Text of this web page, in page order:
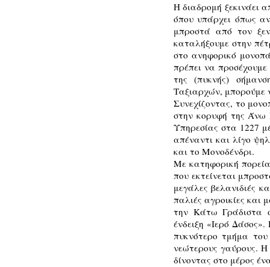
Η διαδρομή ξεκινάει
όπου υπάρχει όπως
μπροστά από τον
καταλήξουμε στην
στο ανηφορικό
πρέπει να
της (πυκνής)
Ταξιαρχών, μπορούμε
Συνεχίζοντας, το
στην κορυφή της Άνω
Υπηρεσίας στα 1227
απέναντι και λίγο
και το Μονοδένδρι.
Με κατηφορική
που εκτείνεται
μεγάλες βελανιδιές
παλιές αγροικίες και
την Κάτω Γράδιστα
ένδειξη «Ιερό
πυκνότερο τμήμα του
νεώτερους γαύρους. Η
δίνοντας στο μέρος